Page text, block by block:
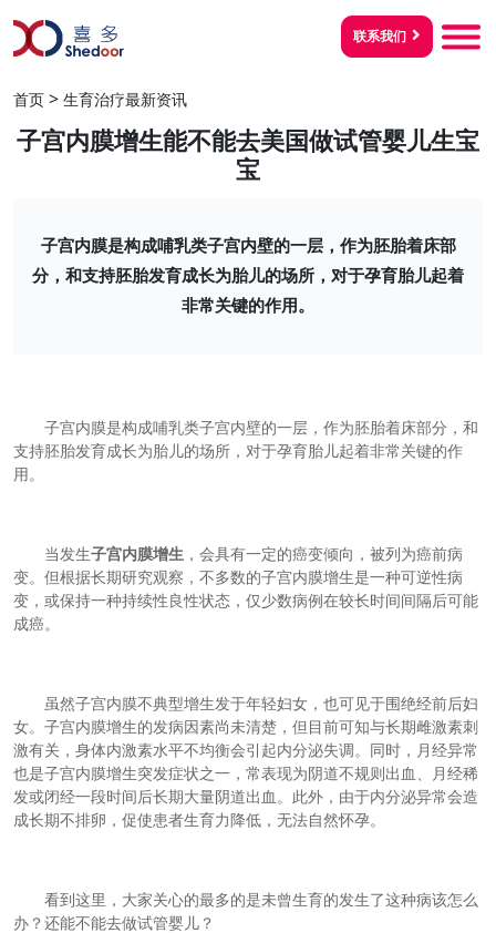
联系我们
首页 > 生育治疗最新资讯
子宫内膜增生能不能去美国做试管婴儿生宝
宝
子宫内膜是构成哺乳类子宫内壁的一层，作为胚胎着床部
分，和支持胚胎发育成长为胎儿的场所，对于孕育胎儿起着
非常关键的作用。
子宫内膜是构成哺乳类子宫内壁的一层，作为胚胎着床部分，和
支持胚胎发育成长为胎儿的场所，对于孕育胎儿起着非常关键的作
用。
当发生子宫内膜增生 ，会具有一定的癌变倾向，被列为癌前病
变。但根据长期研究观察，不多数的子宫内膜增生是一种可逆性病
变，或保持一种持续性良性状态，仅少数病例在较长时间间隔后可能
成癌。
虽然子宫内膜不典型增生发于年轻妇女，也可见于围绝经前后妇
女。子宫内膜增生的发病因素尚未清楚，但目前可知与长期雌激素刺
激有关，身体内激素水平不均衡会引起内分泌失调。同时，月经异常
也是子宫内膜增生突发症状之一，常表现为阴道不规则出血、月经稀
发或闭经一段时间后长期大量阴道出血。此外，由于内分泌异常会造
成长期不排卵，促使患者生育力降低，无法自然怀孕。
看到这里，大家关心的最多的是未曾生育的发生了这种病该怎么
办？还能不能去做试管婴儿？